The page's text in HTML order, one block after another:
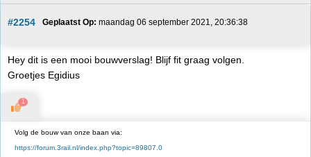
#2254 Geplaatst Op: maandag 06 september 2021, 20:36:38
Hey dit is een mooi bouwverslag! Blijf fit graag volgen.
Groetjes Egidius
1
Volg de bouw van onze baan via:
https://forum.3rail.nl/index.php?topic=89807.0